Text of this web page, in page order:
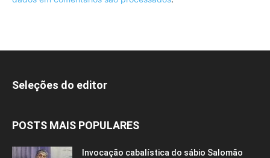
Seleções do editor
POSTS MAIS POPULARES
Invocação cabalística do sábio Salomão